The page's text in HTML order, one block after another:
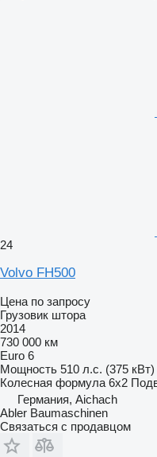
24
Volvo FH500
Цена по запросу
Грузовик штора
2014
730 000 км
Euro 6
Мощность 510 л.с. (375 кВт)
Колесная формула 6x2
Германия, Aichach
Abler Baumaschinen
Связаться с продавцом